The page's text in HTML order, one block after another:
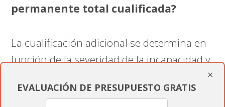
permanente total cualificada?
La cualificación adicional se determina en
función de la severidad de la incapacidad y
como la necesidad de adaptaciones en el
×
EVALUACIÓN DE PRESUPUESTO GRATIS